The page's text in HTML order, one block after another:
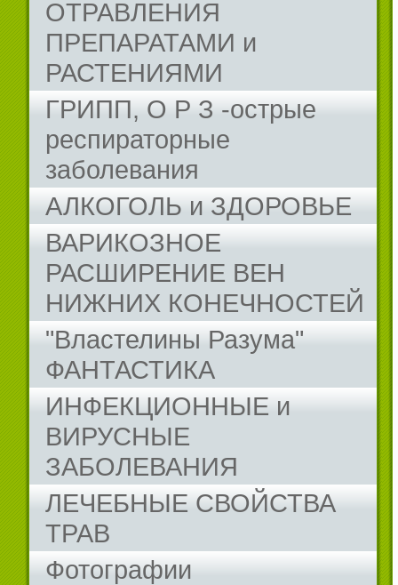
ОТРАВЛЕНИЯ
ПРЕПАРАТАМИ и
РАСТЕНИЯМИ
ГРИПП, О Р З -острые
респираторные
заболевания
АЛКОГОЛЬ и ЗДОРОВЬЕ
ВАРИКОЗНОЕ
РАСШИРЕНИЕ ВЕН
НИЖНИХ КОНЕЧНОСТЕЙ
"Властелины Разума"
ФАНТАСТИКА
ИНФЕКЦИОННЫЕ и
ВИРУСНЫЕ
ЗАБОЛЕВАНИЯ
ЛЕЧЕБНЫЕ СВОЙСТВА
ТРАВ
Фотографии